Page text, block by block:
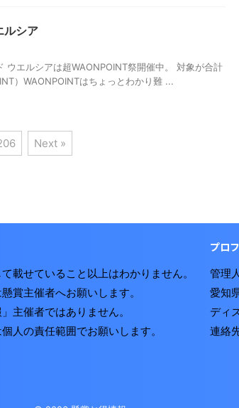
シア
エルシアは超WAONPOINT祭開催中。 対象が合計
）WAONPOINTはちょっとわかり難 ...
Next »
載せていること以上はわかりません。
賞主催者へお願いします。
主催者ではありません。
人の責任範囲でお願いします。
プロ
管理
愛知
ディ
連絡